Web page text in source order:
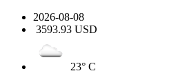
2026-08-08
3593.93 USD
23° C